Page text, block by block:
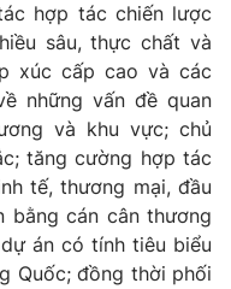
video
Thể thao
hợp tác chiến lược
sâu, thực chất và
xúc cấp cao và các
những vấn đề quan
và khu vực; chủ
tăng cường hợp tác
tế, thương mại, đầu
bằng cán cân thương
án có tính tiêu biểu
Quốc; đồng thời phối